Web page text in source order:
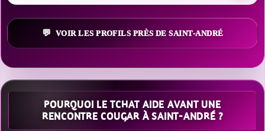
VOIR LES PROFILS PRÈS DE SAINT-ANDRÉ
POURQUOI LE TCHAT AIDE AVANT UNE
RENCONTRE COUGAR À SAINT-ANDRÉ ?